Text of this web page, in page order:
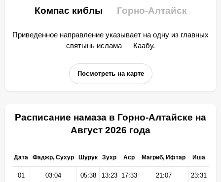
Компас киблы Горно-Алтайск
Приведенное направление указывает на одну из главных
святынь ислама — Каабу.
Посмотреть на карте
Расписание намаза в Горно-Алтайске на
Август 2026 года
Дата Фаджр, Сухур Шурук Зухр Аср Магриб, Ифтар Иша
01 03:04 05:38 13:23 17:33 21:07 23:31